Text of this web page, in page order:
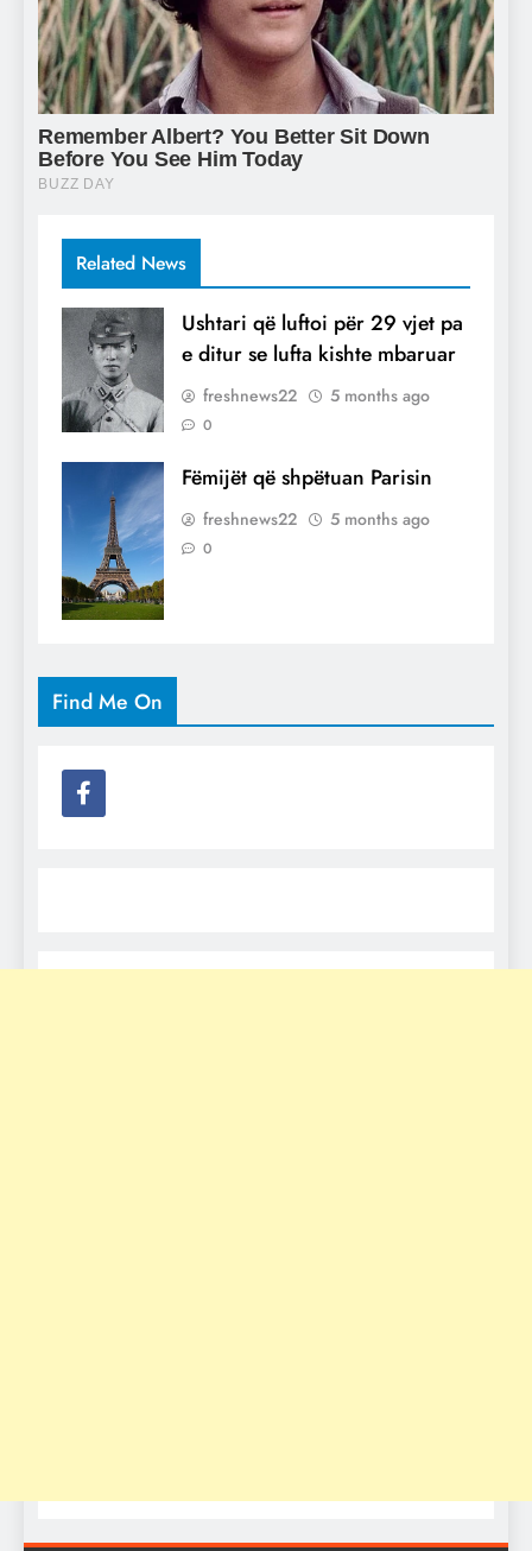
Related News
Ushtari që luftoi për 29 vjet pa
e ditur se lufta kishte mbaruar
freshnews22 5 months ago
0
Fëmijët që shpëtuan Parisin
freshnews22 5 months ago
0
Find Me On